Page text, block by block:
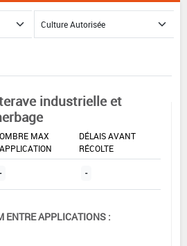
industrielle et
MAX
DÉLAIS AVANT
RÉCOLTE
- -
ENTRE APPLICATIONS :